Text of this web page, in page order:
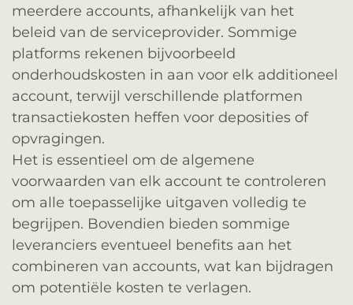
meerdere accounts, afhankelijk van het
beleid van de serviceprovider. Sommige
platforms rekenen bijvoorbeeld
onderhoudskosten in aan voor elk additioneel
account, terwijl verschillende platformen
transactiekosten heffen voor deposities of
opvragingen.
Het is essentieel om de algemene
voorwaarden van elk account te controleren
om alle toepasselijke uitgaven volledig te
begrijpen. Bovendien bieden sommige
leveranciers eventueel benefits aan het
combineren van accounts, wat kan bijdragen
om potentiële kosten te verlagen.